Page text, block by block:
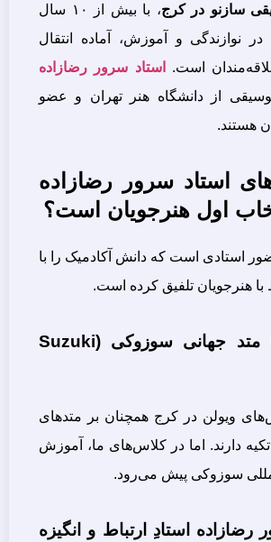
سازنو در کرج
، با بیش از ۱۰ سال
نوازندگی و آموزش، آماده انتقال
است.
استاد سرور رضازاده
از دانشگاه هنر تهران و عضو
هستند.
استاد سرور رضازاده
اول هنرجویان است؟
استادی است که دانش آکادمیک را با
با هنرجویان تلفیق کرده است.
۱. آموزش با متد جهانی سوزوکی (Suzuki
ویولن در کرج همچنان بر متدهای
دارند. اما در کلاس‌های ما، آموزش
سوزوکی پیش می‌رود.
رضازاده استادِ ارتباط و انگیزه